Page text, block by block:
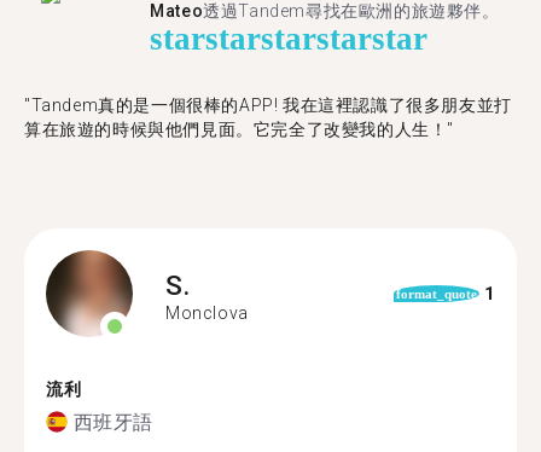
Mateo透過Tandem尋找在歐洲的旅遊夥伴。
starstarstarstarstar
"Tandem真的是一個很棒的APP! 我在這裡認識了很多朋友並打
算在旅遊的時候與他們見面。它完全了改變我的人生！"
S.
Monclova
format_quote 1
流利
西班牙語